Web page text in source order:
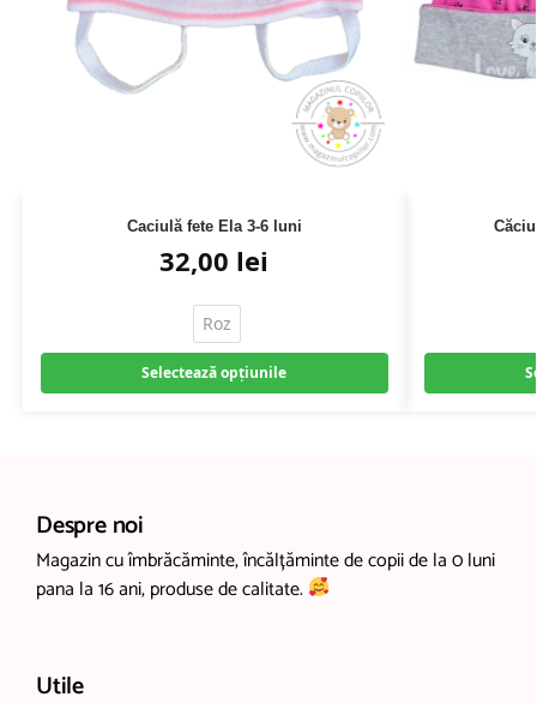
Caciulă fete Ela 3-6 luni
32,00 lei
Roz
Selectează opțiunile
Despre noi
Magazin cu îmbrăcăminte, încălțăminte de copii de la 0 luni
pana la 16 ani, produse de calitate.
Utile